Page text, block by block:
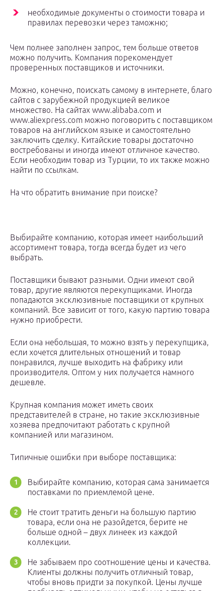
необходимые документы о стоимости товара и
правилах перевозки через таможню;
Чем полнее заполнен запрос, тем больше ответов
можно получить. Компания порекомендует
проверенных поставщиков и источники.
Можно, конечно, поискать самому в интернете, благо
сайтов с зарубежной продукцией великое
множество. На сайтах www.alibaba.com и
www.aliexpress.com можно поговорить с поставщиком
товаров на английском языке и самостоятельно
заключить сделку. Китайские товары достаточно
востребованы и иногда имеют отличное качество.
Если необходим товар из Турции, то их также можно
найти по ссылкам.
На что обратить внимание при поиске?
Выбирайте компанию, которая имеет наибольший
ассортимент товара, тогда всегда будет из чего
выбрать.
Поставщики бывают разными. Одни имеют свой
товар, другие являются перекупщиками. Иногда
попадаются эксклюзивные поставщики от крупных
компаний. Все зависит от того, какую партию товара
нужно приобрести.
Если она небольшая, то можно взять у перекупщика,
если хочется длительных отношений и товар
понравился, лучше выходить на фабрику или
производителя. Оптом у них получается намного
дешевле.
Крупная компания может иметь своих
представителей в стране, но такие эксклюзивные
хозяева предпочитают работать с крупной
компанией или магазином.
Типичные ошибки при выборе поставщика:
Выбирайте компанию, которая сама занимается
поставками по приемлемой цене.
Не стоит тратить деньги на большую партию
товара, если она не разойдется, берите не
больше одной – двух линеек из каждой
коллекции.
Не забываем про соотношение цены и качества.
Клиенты должны получить отличный товар,
чтобы вновь придти за покупкой. Цены лучше